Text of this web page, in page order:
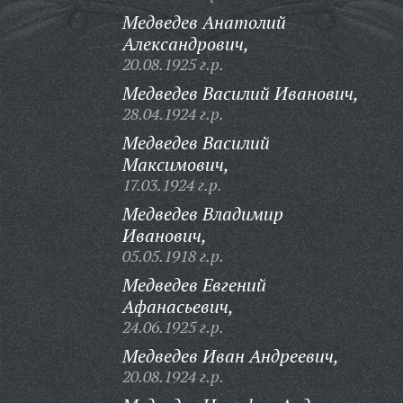
Медведев Анатолий
Александрович,
20.08.1925 г.р.
Медведев Василий Иванович,
28.04.1924 г.р.
Медведев Василий
Максимович,
17.03.1924 г.р.
Медведев Владимир
Иванович,
05.05.1918 г.р.
Медведев Евгений
Афанасьевич,
24.06.1925 г.р.
Медведев Иван Андреевич,
20.08.1924 г.р.